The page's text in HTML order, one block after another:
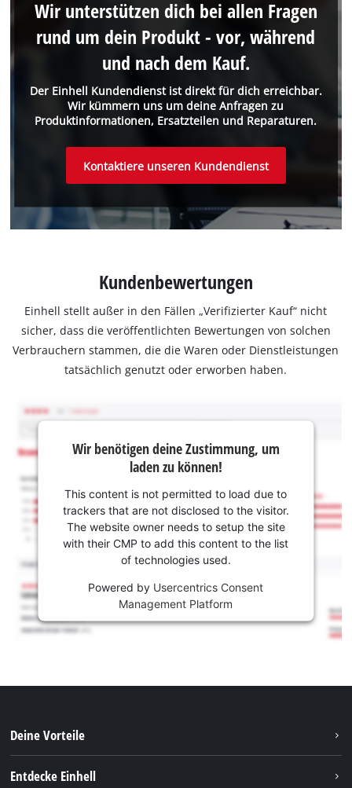
Der Einhell Kundendienst ist direkt für dich erreichbar.
Wir kümmern uns um deine Anfragen zu
Produktinformationen, Ersatzteilen und Reparaturen.
Wir unterstützen dich bei allen Fragen
rund um dein Produkt - vor, während
und nach dem Kauf.
Kontaktiere unseren Kundendienst
Kundenbewertungen
Einhell stellt außer in den Fällen „Verifizierter Kauf“ nicht
sicher, dass die veröffentlichten Bewertungen von solchen
Verbrauchern stammen, die die Waren oder Dienstleistungen
tatsächlich genutzt oder erworben haben.
Wir benötigen deine Zustimmung, um
laden zu können!
This content is not permitted to load due to
trackers that are not disclosed to the visitor.
The website owner needs to setup the site
with their CMP to add this content to the list
of technologies used.
Powered by Usercentrics Consent
Management Platform
Deine Vorteile
Entdecke Einhell